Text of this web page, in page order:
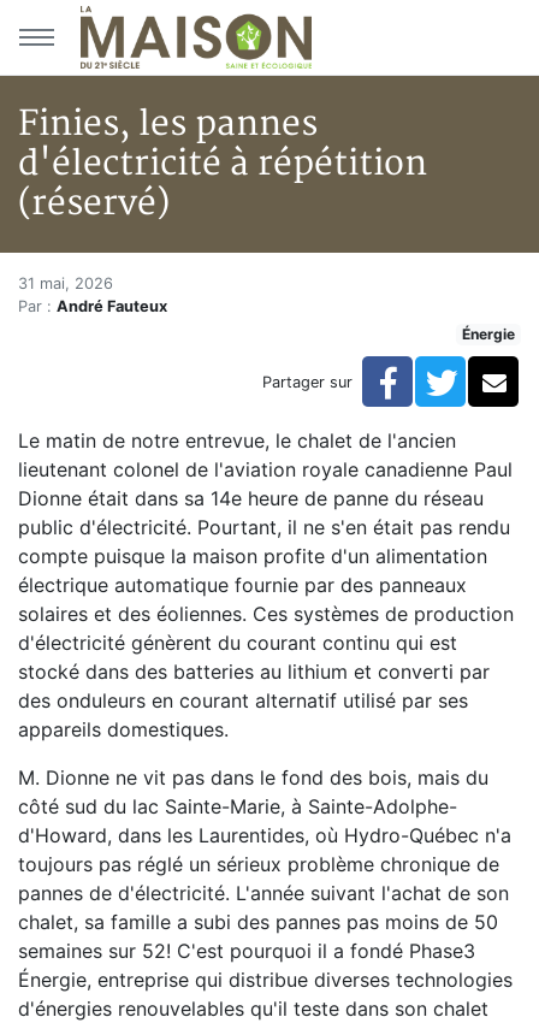
Aller au menu principal
Aller au contenu principal
Finies, les pannes
d'électricité à répétition
(réservé)
Accueil
Articles
Finies, les pannes d'électricité à répétition (réservé)
Finies, les pannes
31 mai, 2026
Par : André Fauteux
Énergie
Partager sur Facebook
Le matin de notre entrevue, le chalet de l'ancien
lieutenant colonel de l'aviation royale canadienne Paul
Dionne était dans sa 14e heure de panne du réseau
public d'électricité. Pourtant, il ne s'en était pas rendu
compte puisque la maison profite d'un alimentation
électrique automatique fournie par des panneaux
solaires et des éoliennes. Ces systèmes de production
d'électricité génèrent du courant continu qui est
stocké dans des batteries au lithium et converti par
des onduleurs en courant alternatif utilisé par ses
appareils domestiques.
M. Dionne ne vit pas dans le fond des bois, mais du
côté sud du lac Sainte-Marie, à Sainte-Adolphe-
d'Howard, dans les Laurentides, où Hydro-Québec n'a
toujours pas réglé un sérieux problème chronique de
pannes de d'électricité. L'année suivant l'achat de son
chalet, sa famille a subi des pannes pas moins de 50
semaines sur 52! C'est pourquoi il a fondé Phase3
Énergie, entreprise qui distribue diverses technologies
d'énergies renouvelables qu'il teste dans son chalet